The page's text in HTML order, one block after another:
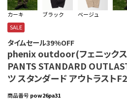
カーキ ブラック
ベージュ
SALE
タイムセール39%OFF
phenix outdoor(フェニック
PANTS STANDARD
ツ スタンダード アウトラスト
商品番号 pow26pa31